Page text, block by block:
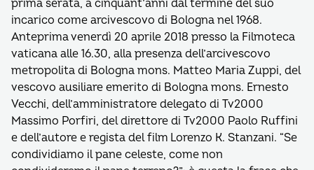
prima serata, a cinquant’anni dal termine del suo
incarico come arcivescovo di Bologna nel 1968.
Anteprima venerdì 20 aprile 2018 presso la Filmoteca
vaticana alle 16.30, alla presenza dell’arcivescovo
metropolita di Bologna mons. Matteo Maria Zuppi, del
vescovo ausiliare emerito di Bologna mons. Ernesto
Vecchi, dell’amministratore delegato di Tv2000
Massimo Porfiri, del direttore di Tv2000 Paolo Ruffini
e dell’autore e regista del film Lorenzo K. Stanzani. “Se
condividiamo il pane celeste, come non